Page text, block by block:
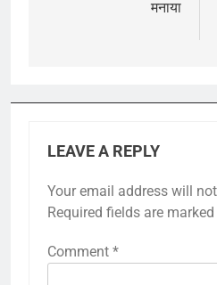
मनाया
LEAVE A REPLY
Your email address will
Required fields are marked
Comment *